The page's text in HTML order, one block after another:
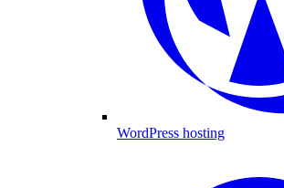
WordPress hosting